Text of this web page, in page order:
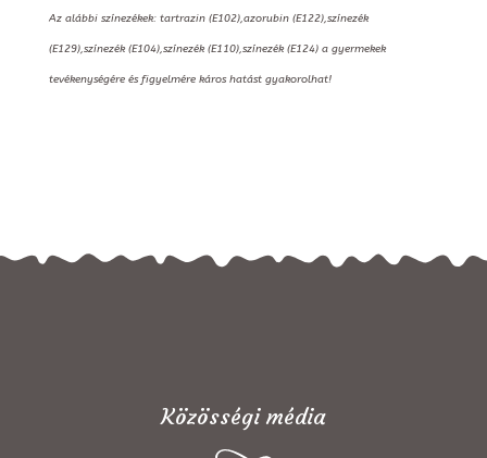
Az alábbi színezékek: tartrazin (E102),azorubin (E122),színezék
(E129),színezék (E104),színezék (E110),színezék (E124) a gyermekek
tevékenységére és figyelmére káros hatást gyakorolhat!
Közösségi média